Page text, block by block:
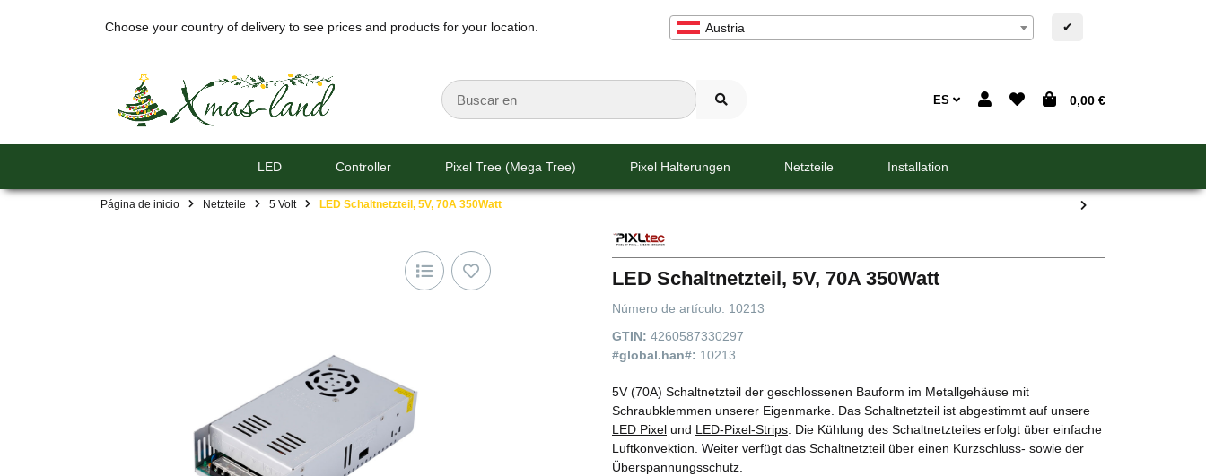
Choose your country of delivery to see prices and products for your location. Austria ✔
ES 0,00 €
LED Controller Pixel Tree (Mega Tree) Pixel Halterungen Netzteile Installation
Página de inicio Netzteile 5 Volt LED Schaltnetzteil, 5V, 70A 350Watt
LED Schaltnetzteil, 5V, 70A 350Watt
Número de artículo: 10213
GTIN: 4260587330297
#global.han#: 10213
5V (70A) Schaltnetzteil der geschlossenen Bauform im Metallgehäuse mit
Schraubklemmen unserer Eigenmarke. Das Schaltnetzteil ist abgestimmt auf unsere
LED Pixel und LED-Pixel-Strips. Die Kühlung des Schaltnetzteiles erfolgt über einfache
Luftkonvektion. Weiter verfügt das Schaltnetzteil über einen Kurzschluss- sowie der
Überspannungsschutz.